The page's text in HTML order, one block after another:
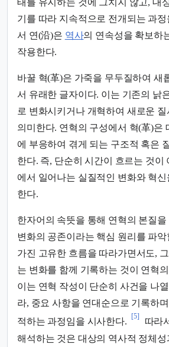
태를 유지하는 것에 그치지 않고, 대
기를 따라 지속적으로 전개되는 과
서 연(沿)은 역사의 연속성을 확보하
작용한다.
바꿀 혁(革)은 가죽을 무두질하여 새
서 유래한 글자이다. 이는 기존의 낡
로 변화시키거나 개혁하여 새로운
의미한다. 연혁의 구성에서 혁(革)은
에 부응하여 겪게 되는 구조적 혹은
한다. 즉, 단순히 시간이 흐르는 것이
에서 일어나는 실질적인 변화와 혁
한다.
한자어의 속뜻을 통해 연혁의 본질
변화의 공존이라는 핵심 원리를 파악
가진 고유한 흐름을 따라가면서도,
는 변화를 함께 기록하는 것이 연혁
이는 연혁 작성이 단순히 사건을 나
라, 중요 사항을 연대순으로 기록하
적하는 과정임을 시사한다.
[5]
따라
해석하는 것은 대상의 역사적 정체